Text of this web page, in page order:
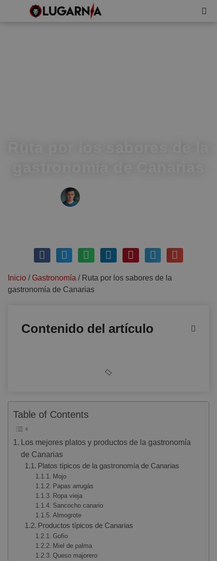
Inicio / Gastronomía / Ruta por los sabores de la
gastronomía de Canarias
Contenido del artículo
Table of Contents
Los mejores platos y productos de la gastronomía
de Canarias
Platos típicos de la gastronomía de Canarias
Mojo
Papas arrugás
Ropa vieja
Sancocho canario
Almogrote
Productos típicos de Canarias
Gofio
Miel de palma
Queso majorero